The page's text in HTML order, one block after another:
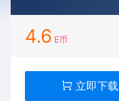
4.6 E币
立即下载